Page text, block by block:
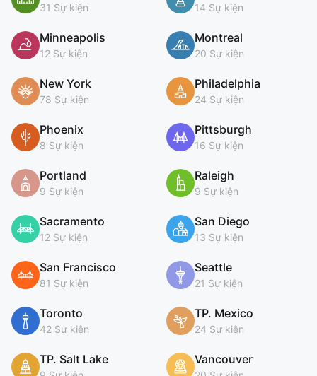
31 Sự kiện 14 Sự kiện
Minneapolis
12 Sự kiện
Montreal
20 Sự kiện
New York
78 Sự kiện
Philadelphia
24 Sự kiện
Phoenix
8 Sự kiện
Pittsburgh
16 Sự kiện
Portland
9 Sự kiện
Raleigh
9 Sự kiện
Sacramento
12 Sự kiện
San Diego
13 Sự kiện
San Francisco
81 Sự kiện
Seattle
21 Sự kiện
Toronto
42 Sự kiện
TP. Mexico
24 Sự kiện
TP. Salt Lake Vancouver